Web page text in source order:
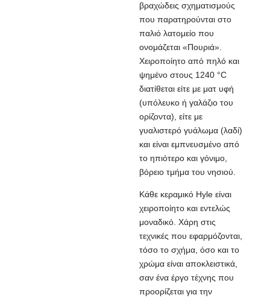
βραχώδεις σχηματισμούς
που παρατηρούνται στο
παλιό λατομείο που
ονομάζεται «Πουριά».
Χειροποίητο από πηλό και
ψημένο στους 1240 °C
διατίθεται είτε με ματ υφή
(υπόλευκο ή γαλάζιο του
ορίζοντα), είτε με
γυαλιστερό γυάλωμα (λαδί)
και είναι εμπνευσμένο από
το ηπιότερο και γόνιμο,
βόρειο τμήμα του νησιού.
Κάθε κεραμικό Hyle είναι
χειροποίητο και εντελώς
μοναδικό. Χάρη στις
τεχνικές που εφαρμόζονται,
τόσο το σχήμα, όσο και το
χρώμα είναι αποκλειστικά,
σαν ένα έργο τέχνης που
προορίζεται για την